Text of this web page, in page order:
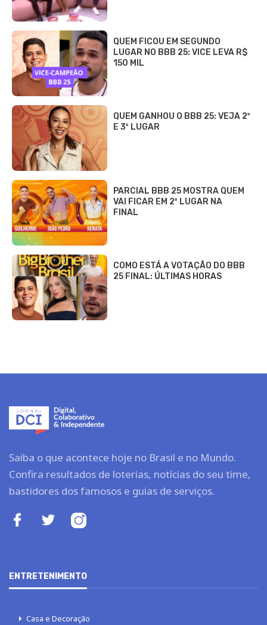
QUEM FICOU EM SEGUNDO
LUGAR NO BBB 25: VICE LEVA R$
150 MIL
QUEM GANHOU O BBB 25: VEJA 2º
E 3º LUGAR
PARCIAL BBB 25 MOSTRA QUEM
VAI FICAR EM 2º LUGAR NA
FINAL
COMO ESTÁ A VOTAÇÃO DO BBB
25 FINAL: ÚLTIMAS HORAS
Saiba o que acontece hoje no Brasil e no Mundo.
Confira resultados de loterias, notícias do seu time,
bastidores dos famosos e guias de serviços.
ENTRETENIMENTO
Casa e Decoração